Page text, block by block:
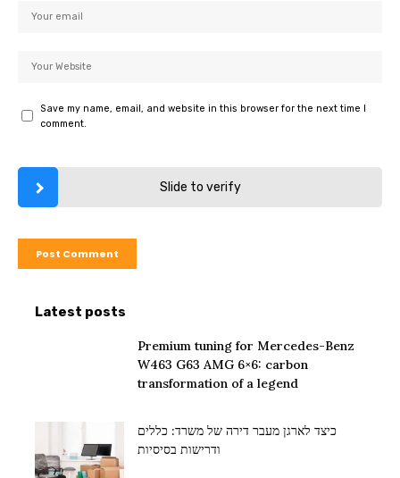
Save my name, email, and website in this browser for the next time I
comment.
Slide to verify
Latest posts
Premium tuning for Mercedes-Benz
W463 G63 AMG 6×6: carbon
transformation of a legend
כיצד לארגן מעבר דירה של משרד: כללים
ודרישות בסיסיות